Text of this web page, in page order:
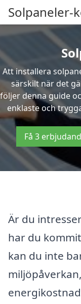
Solpaneler-
Att installera
särskilt när det
följer denna guide
enklaste och
Få 3
Är du
har du
kan du inte